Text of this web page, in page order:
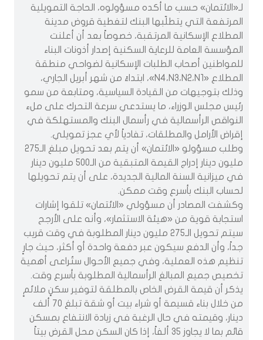
لـ«الائتمان» حسب ما أكده مسؤولوه، الحاجة التمويلية
المرتفعة التي يتطلّبها البنك لتغطية قروض مدينة
المطلاع الإسكانية المرتقبة، خصوصاً بعد أن أعلنت
المؤسسة العامة للرعاية السكنية إصدار أذونات البناء
للمواطنين أصحاب الطلبات الإسكانية لضواحي منطقة
المطلاع «N4،N3،N2،N1»، ابتداءً من شهر أبريل الجاري،
وذلك بتوجيهات من القيادة السياسية، ومتابعة من سمو
رئيس مجلس الوزراء، ما يستدعي سرعة التحرك على ملء
النواقص الرأسمالية في رأسمال البنك والمستهلكة في
إقراض الأرامل والمطلقات، تفادياً لأي عجز تمويلي.
وطلب مسؤولو «الائتمان» أن يتم بعد تحويل مبلغ الـ275
مليون دينار إدراج القيمة المتبقية من الـ500 مليون دينار
في ميزانية السنة المالية الجديدة، على أن يتم تحويلها
لحساب البنك بأسرع وقت ممكن.
وكشفت المصادر أن مسؤولي «الائتمان» تلقوا إشارات
استجابة قوية من «هيئة الاستثمار»، وأنه على الأرجح
سيتم تحويل الـ275 مليون دينار المطلوبة في وقت قريب
جداً، وأن الدفع سيكون عبر دفعة واحدة أو أكثر، حيث جارٍ
تنظيم هذه العملية، وفي جميع الأحوال ستُراعى أهمية
تخصيص جميع المبالغ الرأسمالية المطلوبة بأسرع وقت.
يذكر أن قيمة القرض الخاص بالمطلقة لتوفير سكنٍ ملائمٍ
من خلال بناء قسيمة أو شراء بيت أو شقة تبلغ 70 ألف
دينار، وقيمته في حال الرغبة في زيادة الانتفاع بمسكن
قائم بما لا يجاوز 35 ألفاً، إذا كان السكن محل القرض بيتاً